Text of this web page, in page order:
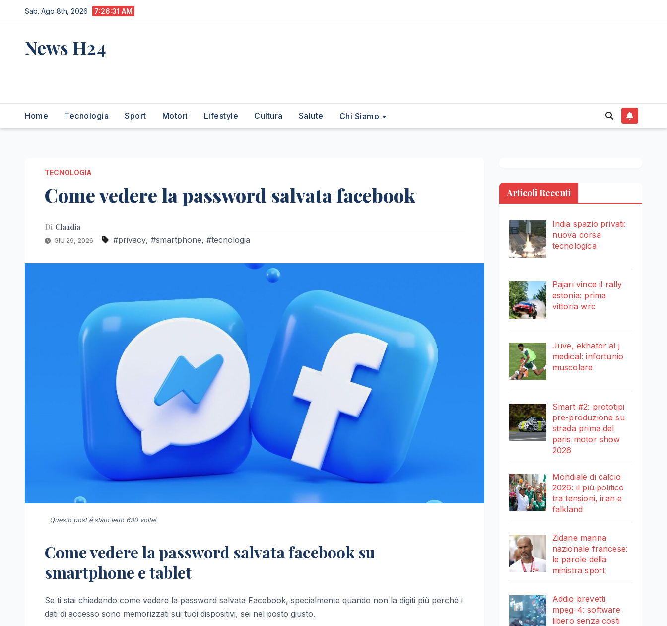
al
Sab. Ago 8th, 2026 7:26:32 AM
News H24
Home Tecnologia Sport Motori Lifestyle Cultura Salute Chi Siamo
TECNOLOGIA
Come vedere la password salvata facebook
Di Claudia
GIU 29, 2026 #privacy, #smartphone, #tecnologia
Questo post é stato letto 630 volte!
Come vedere la password salvata facebook su
smartphone e tablet
Se ti stai chiedendo come vedere la password salvata Facebook, specialmente quando non la digiti più perché i
dati di accesso sono memorizzati sui tuoi dispositivi, sei nel posto giusto.
Articoli Recenti
India spazio privati:
nuova corsa
tecnologica
Pajari vince il rally
estonia: prima
vittoria wrc
Juve, ekhator al j
medical: infortunio
muscolare
Smart #2: prototipi
pre-produzione su
strada prima del
paris motor show
2026
Mondiale di calcio
2026: il più politico
tra tensioni, iran e
falkland
Zidane manna
nazionale francese:
le parole della
ministra sport
Addio brevetti
mpeg-4: software
libero senza costi